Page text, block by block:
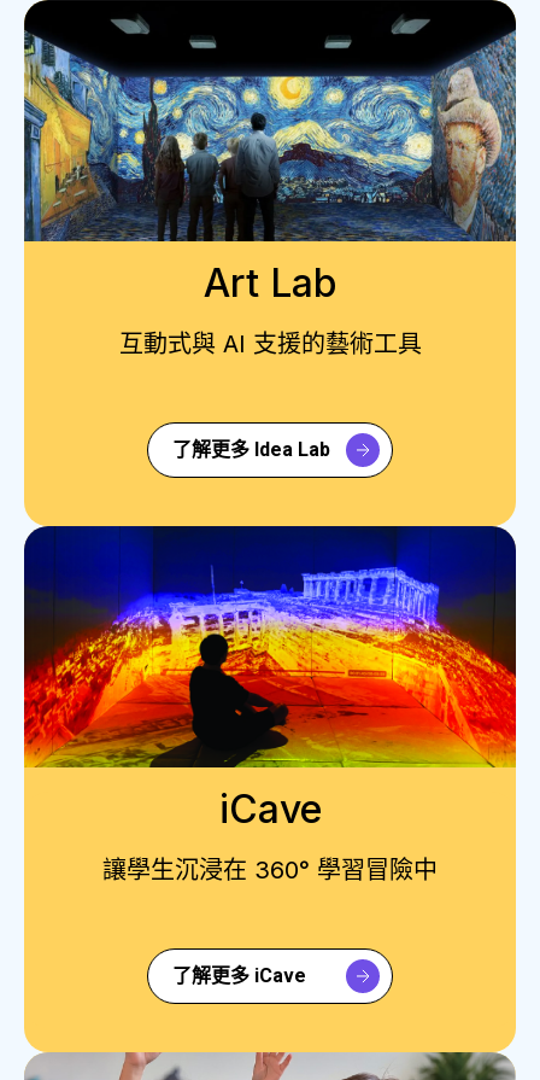
Art Lab
互動式與 AI 支援的藝術工具
了解更多 Idea Lab
iCave
讓學生沉浸在 360° 學習冒險中
了解更多 iCave